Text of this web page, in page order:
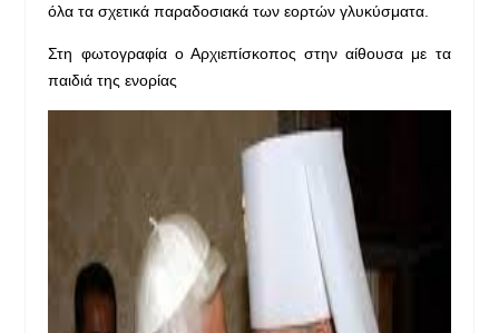
όλα τα σχετικά παραδοσιακά των εορτών γλυκύσματα.
Στη φωτογραφία ο Αρχιεπίσκοπος στην αίθουσα με τα
παιδιά της ενορίας